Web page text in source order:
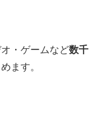
・ゲームなど数千
ます。